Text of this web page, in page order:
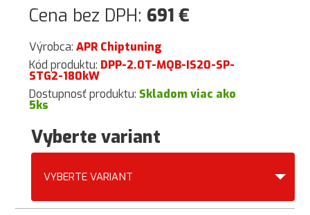
Cena bez DPH: 691€
Výrobca:APR Chiptuning
Kód produktu: DPP-2.0T-MQB-IS20-SP-
STG2-180kW
Dostupnosť produktu: Skladom viac ako
5ks
Vyberte variant
VYBERTE VARIANT